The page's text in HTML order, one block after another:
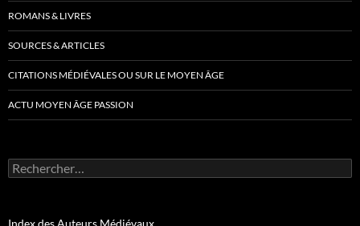
ROMANS & LIVRES
SOURCES & ARTICLES
CITATIONS MÉDIÉVALES OU SUR LE MOYEN ÂGE
ACTU MOYEN ÂGE PASSION
Rechercher :